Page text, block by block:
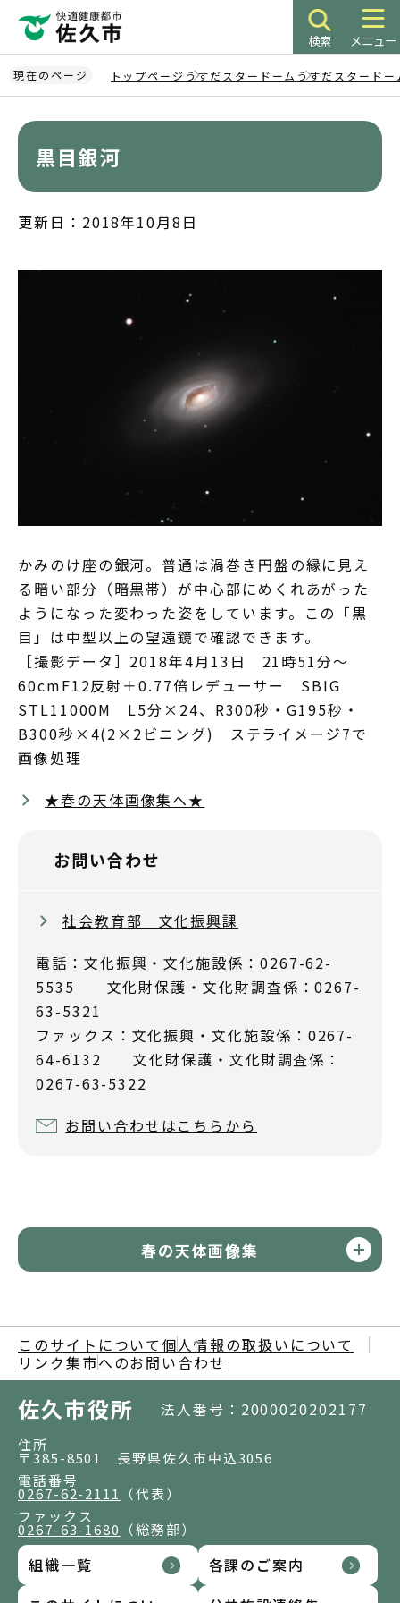
ペ
ー
ジ
検索 メニュー
現在のページ トップページ うすだスタードーム うすだスタード
黒目銀河
更新日：2018年10月8日
かみのけ座の銀河。普通は渦巻き円盤の縁に見え
る暗い部分（暗黒帯）が中心部にめくれあがった
ようになった変わった姿をしています。この「黒
目」は中型以上の望遠鏡で確認できます。
［撮影データ］2018年4月13日 21時51分～
60cmF12反射＋0.77倍レデューサー SBIG
STL11000M L5分×24、R300秒・G195秒・
B300秒×4(2×2ビニング) ステライメージ7で
画像処理
★春の天体画像集へ★
お問い合わせ
社会教育部 文化振興課
電話：文化振興・文化施設係：0267-62-
5535 文化財保護・文化財調査係：0267-
63-5321
ファックス：文化振興・文化施設係：0267-
64-6132 文化財保護・文化財調査係：
0267-63-5322
お問い合わせはこちらから
春の天体画像集
このサイトについて 個人情報の取扱いについて
リンク集市へのお問い合わせ
佐久市役所 法人番号：2000020202177
住所
〒385-8501 長野県佐久市中込3056
電話番号
0267-62-2111
（代表）
ファックス
0267-63-1680 （総務部）
組織一覧
各課のご案内